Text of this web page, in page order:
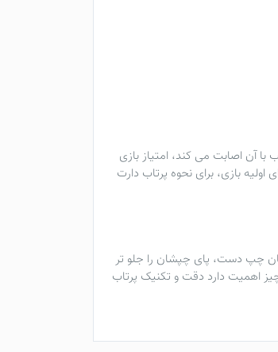
با آن اصابت می کند، امتیاز بازی
بازی، برای نحوه پرتاب دارت
چپ دست، پای چپشان را جلو تر
اهمیت دارد دقت و تکنیک پرتاب